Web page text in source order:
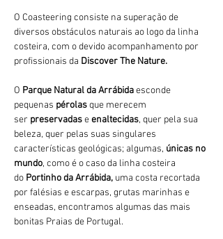
O Coasteering consiste na superação de
diversos obstáculos naturais ao logo da linha
costeira, com o devido acompanhamento por
profissionais da Discover The Nature.
O Parque Natural da Arrábida esconde
pequenas pérolas que merecem
ser preservadas e enaltecidas, quer pela sua
beleza, quer pelas suas singulares
características geológicas; algumas, únicas no
mundo, como é o caso da linha costeira
do Portinho da Arrábida, uma costa recortada
por falésias e escarpas, grutas marinhas e
enseadas, encontramos algumas das mais
bonitas Praias de Portugal.